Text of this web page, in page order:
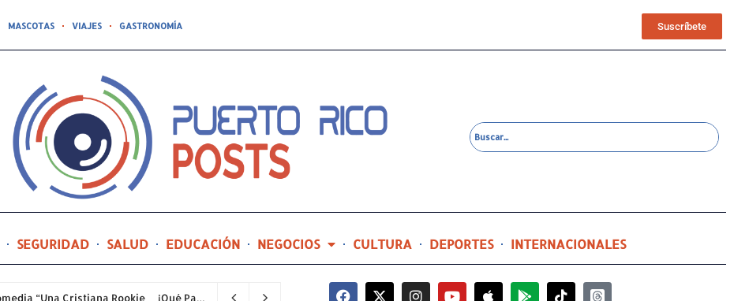
MASCOTAS VIAJES GASTRONOMÍA Suscríbete
SEGURIDAD SALUD EDUCACIÓN NEGOCIOS CULTURA DEPORTES INTERNACIONALES
Joealis Filippetti regresa al teatro con la comedia “Una Cristiana Rookie… ¡Qué Papelón!” 1 hora ago